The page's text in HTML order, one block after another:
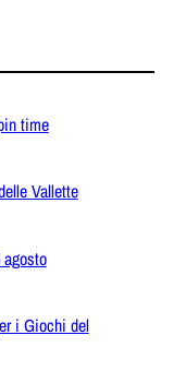
time
Vallette
i Giochi del